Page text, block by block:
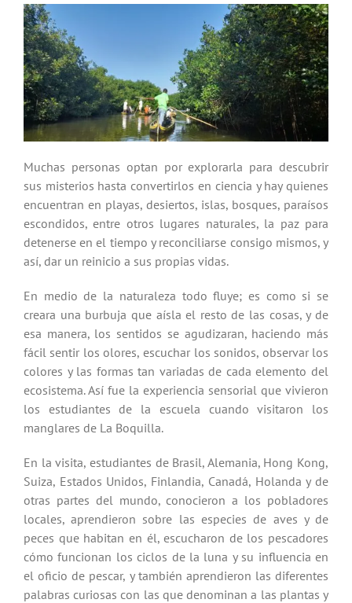
Muchas personas optan por explorarla para descubrir
sus misterios hasta convertirlos en ciencia y hay quienes
encuentran en playas, desiertos, islas, bosques, paraísos
escondidos, entre otros lugares naturales, la paz para
detenerse en el tiempo y reconciliarse consigo mismos, y
así, dar un reinicio a sus propias vidas.
En medio de la naturaleza todo fluye; es como si se
creara una burbuja que aísla el resto de las cosas, y de
esa manera, los sentidos se agudizaran, haciendo más
fácil sentir los olores, escuchar los sonidos, observar los
colores y las formas tan variadas de cada elemento del
ecosistema. Así fue la experiencia sensorial que vivieron
los estudiantes de la escuela cuando visitaron los
manglares de La Boquilla.
En la visita, estudiantes de Brasil, Alemania, Hong Kong,
Suiza, Estados Unidos, Finlandia, Canadá, Holanda y de
otras partes del mundo, conocieron a los pobladores
locales, aprendieron sobre las especies de aves y de
peces que habitan en él, escucharon de los pescadores
cómo funcionan los ciclos de la luna y su influencia en
el oficio de pescar, y también aprendieron las diferentes
palabras curiosas con las que denominan a las plantas y